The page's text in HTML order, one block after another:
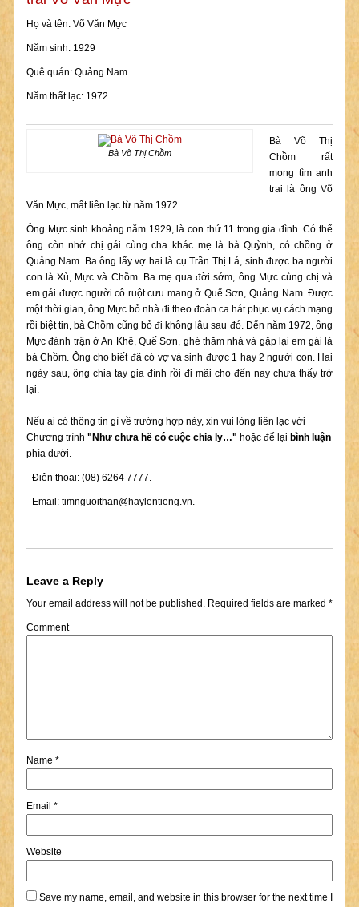
Họ và tên: Võ Văn Mực
Năm sinh: 1929
Quê quán: Quảng Nam
Năm thất lạc: 1972
Bà Võ Thị Chồm
Bà Võ Thị
Chồm rất
mong tìm anh
trai là ông Võ
Văn Mực, mất liên lạc từ năm 1972.
Ông Mực sinh khoảng năm 1929, là con thứ 11 trong gia đình. Có thể
ông còn nhớ chị gái cùng cha khác mẹ là bà Quỳnh, có chồng ở
Quảng Nam. Ba ông lấy vợ hai là cụ Trần Thị Lá, sinh được ba người
con là Xù, Mực và Chồm. Ba mẹ qua đời sớm, ông Mực cùng chị và
em gái được người cô ruột cưu mang ở Quế Sơn, Quảng Nam. Được
một thời gian, ông Mực bỏ nhà đi theo đoàn ca hát phục vụ cách mạng
rồi biệt tin, bà Chồm cũng bỏ đi không lâu sau đó. Đến năm 1972, ông
Mực đánh trận ở An Khê, Quế Sơn, ghé thăm nhà và gặp lại em gái là
bà Chồm. Ông cho biết đã có vợ và sinh được 1 hay 2 người con. Hai
ngày sau, ông chia tay gia đình rồi đi mãi cho đến nay chưa thấy trở
lại.
Nếu ai có thông tin gì về trường hợp này, xin vui lòng liên lạc với
Chương trình "Như chưa hề có cuộc chia ly…" hoặc để lại bình luận
phía dưới.
- Điện thoại: (08) 6264 7777.
- Email: timnguoithan@haylentieng.vn.
Leave a Reply
Your email address will not be published.Required fields are marked *
Comment
Name *
Email *
Website
Save my name, email, and website in this browser for the next time I